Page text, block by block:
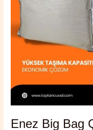
Enez Big Bag